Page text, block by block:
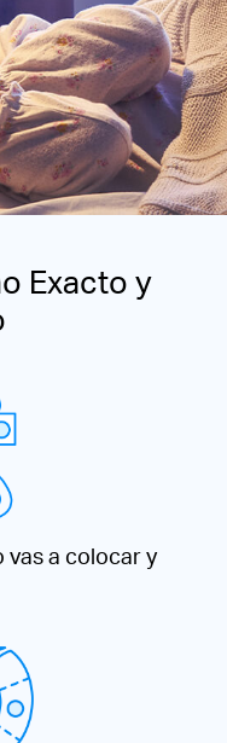
Exacto y
vas a colocar y